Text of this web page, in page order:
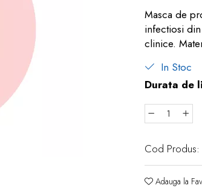
Masca de
infectiosi
clinice.
In Stoc
Durata de
Cod Produs:
Adauga la